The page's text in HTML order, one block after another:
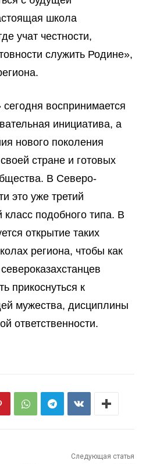
школа
учат честности,
служить Родине»,
воспринимается
инициатива, а
нового поколения
стране и готовых
В Северо-
это уже третий
подобного типа. В
открытие таких
региона, чтобы как
прикоснуться к
мужества, дисциплины
ответственности.
Следующая статья